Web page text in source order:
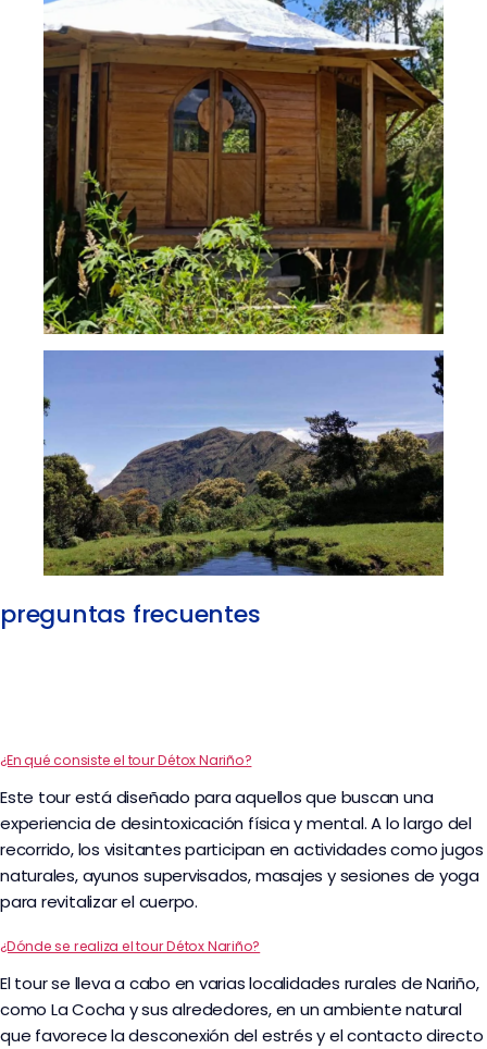
preguntas frecuentes
¿En qué consiste el tour Détox Nariño?
Este tour está diseñado para aquellos que buscan una
experiencia de desintoxicación física y mental. A lo largo del
recorrido, los visitantes participan en actividades como jugos
naturales, ayunos supervisados, masajes y sesiones de yoga
para revitalizar el cuerpo.
¿Dónde se realiza el tour Détox Nariño?
El tour se lleva a cabo en varias localidades rurales de Nariño,
como La Cocha y sus alrededores, en un ambiente natural
que favorece la desconexión del estrés y el contacto directo